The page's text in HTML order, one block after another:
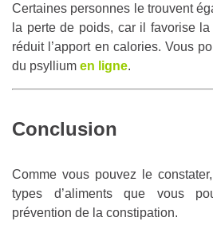
Certaines personnes le trouvent
la perte de poids, car il favorise
réduit l’apport en calories. Vous
du psyllium en ligne.
Conclusion
Comme vous pouvez le
types d’aliments que vous
prévention de la constipation.